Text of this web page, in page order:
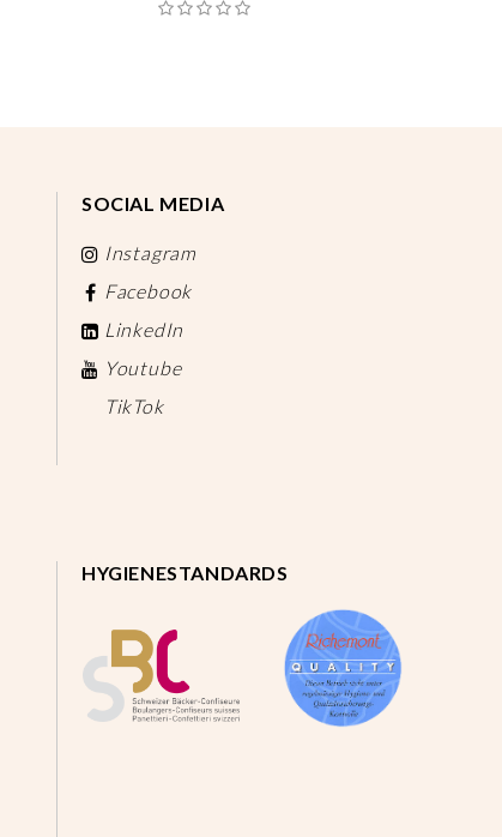
SOCIAL MEDIA
Instagram
Facebook
LinkedIn
Youtube
TikTok
HYGIENESTANDARDS